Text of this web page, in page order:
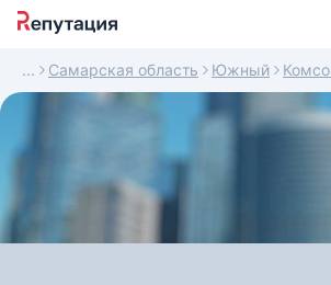
Самарская область Южный